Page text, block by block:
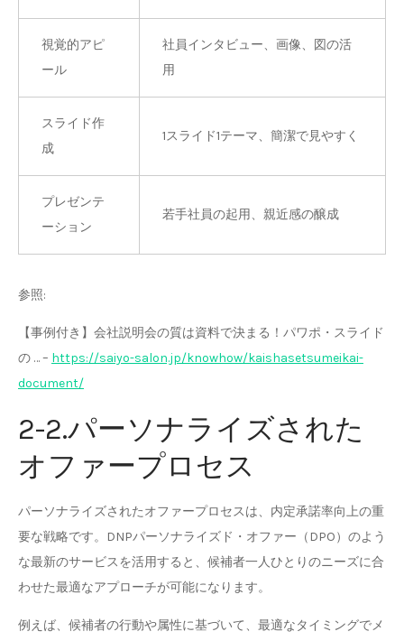
視覚的アピ
ール
社員インタビュー、画像、図の活
用
スライド作
成
1スライド1テーマ、簡潔で見やすく
プレゼンテ
ーション
若手社員の起用、親近感の醸成
参照:
【事例付き】会社説明会の質は資料で決まる！パワポ・スライド
の … – https://saiyo-salon.jp/knowhow/kaishasetsumeikai-
document/
2-2.パーソナライズされた
オファープロセス
パーソナライズされたオファープロセスは、内定承諾率向上の重
要な戦略です。DNPパーソナライズド・オファー（DPO）のよう
な最新のサービスを活用すると、候補者一人ひとりのニーズに合
わせた最適なアプローチが可能になります。
例えば、候補者の行動や属性に基づいて、最適なタイミングでメ